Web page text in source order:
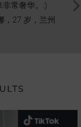
常奢华。:)
，27 岁，兰州
好的